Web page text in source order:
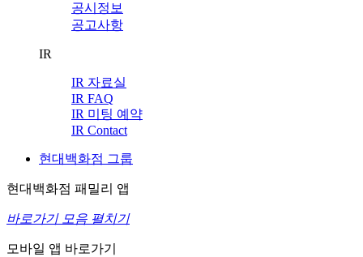
공시정보
공고사항
IR
IR 자료실
IR FAQ
IR 미팅 예약
IR Contact
현대백화점 그룹
현대백화점 패밀리 앱
바로가기 모음 펼치기
모바일 앱 바로가기